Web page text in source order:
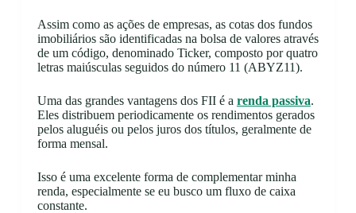
Assim como as ações de empresas, as cotas dos fundos
imobiliários são identificadas na bolsa de valores através
de um código, denominado Ticker, composto por quatro
letras maiúsculas seguidos do número 11 (ABYZ11).
Uma das grandes vantagens dos FII é a renda passiva.
Eles distribuem periodicamente os rendimentos gerados
pelos aluguéis ou pelos juros dos títulos, geralmente de
forma mensal.
Isso é uma excelente forma de complementar minha
renda, especialmente se eu busco um fluxo de caixa
constante.